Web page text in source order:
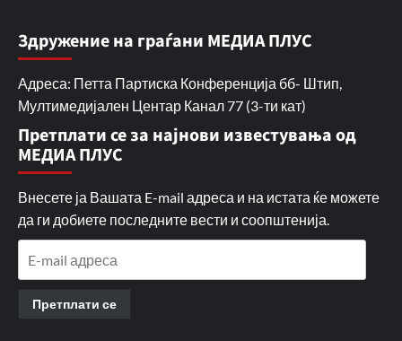
Здружение на граѓани МЕДИА ПЛУС
Адреса: Петта Партиска Конференција бб- Штип,
Мултимедијален Центар Канал 77 (3-ти кат)
Претплати се за најнови известувања од
МЕДИА ПЛУС
Внесете ја Вашата E-mail адреса и на истата ќе можете
да ги добиете последните вести и соопштенија.
Претплати се